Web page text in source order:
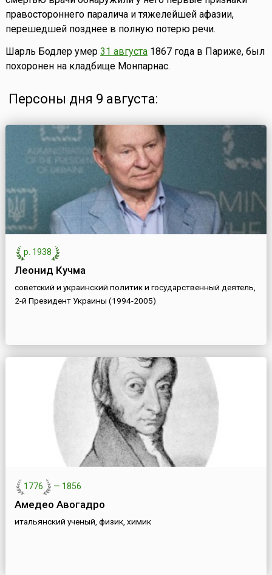
правостороннего паралича и тяжелейшей афазии,
перешедшей позднее в полную потерю речи.
Шарль Бодлер умер 31 августа1867 года в Париже, был
похоронен на кладбище Монпарнас.
Персоны дня 9 августа:
р. 1938
Леонид Кучма
советский и украинский политик и государственный деятель,
2-й Президент Украины (1994-2005)
1776 — 1856
Амедео Авогадро
итальянский ученый, физик, химик